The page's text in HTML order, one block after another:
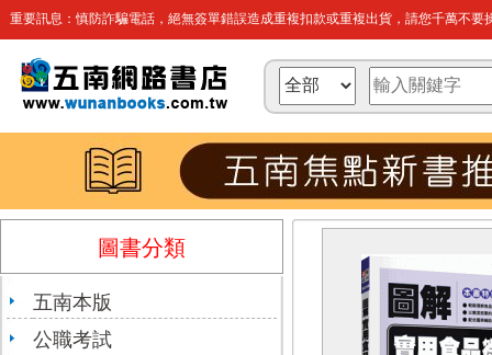
重要訊息：慎防詐騙電話，絕無簽單錯誤造成重複扣款或重複出貨，請您千萬不要
圖書分類
五南本版
公職考試